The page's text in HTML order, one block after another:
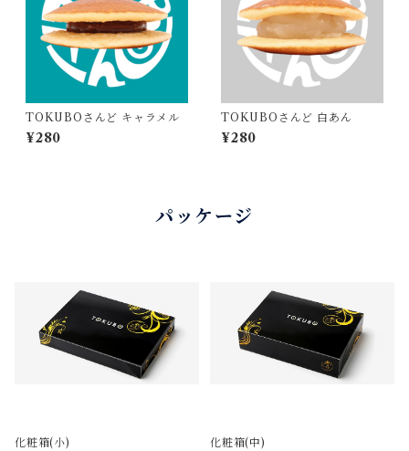
TOKUBOさんど キャラメル
¥280
TOKUBOさんど 白あん
¥280
パッケージ
化粧箱(小) 化粧箱(中)